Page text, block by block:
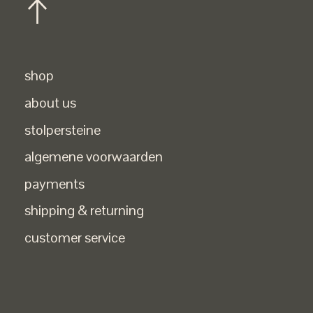
shop
about us
stolpersteine
algemene voorwaarden
payments
shipping & returning
customer service